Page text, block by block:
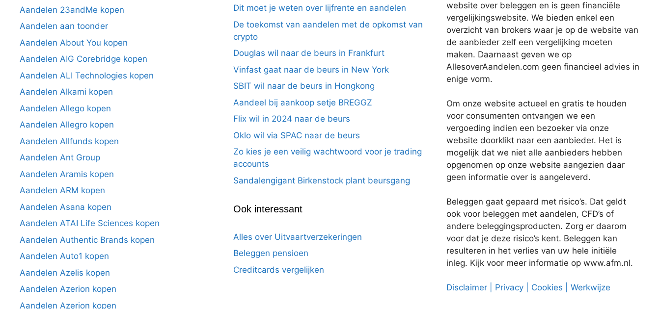
Aandelen 23andMe kopen
Aandelen aan toonder
Aandelen About You kopen
Aandelen AIG Corebridge kopen
Aandelen ALI Technologies kopen
Aandelen Alkami kopen
Aandelen Allego kopen
Aandelen Allegro kopen
Aandelen Allfunds kopen
Aandelen Ant Group
Aandelen Aramis kopen
Aandelen ARM kopen
Aandelen Asana kopen
Aandelen ATAI Life Sciences kopen
Aandelen Authentic Brands kopen
Aandelen Auto1 kopen
Aandelen Azelis kopen
Aandelen Azerion kopen
Aandelen Azerion kopen
Dit moet je weten over lijfrente en aandelen
De toekomst van aandelen met de opkomst van
crypto
Douglas wil naar de beurs in Frankfurt
Vinfast gaat naar de beurs in New York
SBIT wil naar de beurs in Hongkong
Aandeel bij aankoop setje BREGGZ
Flix wil in 2024 naar de beurs
Oklo wil via SPAC naar de beurs
Zo kies je een veilig wachtwoord voor je trading
accounts
Sandalengigant Birkenstock plant beursgang
Ook interessant
Alles over Uitvaartverzekeringen
Beleggen pensioen
Creditcards vergelijken
website over beleggen en is geen financiële
vergelijkingswebsite. We bieden enkel een
overzicht van brokers waar je op de website van
de aanbieder zelf een vergelijking moeten
maken. Daarnaast geven we op
AllesoverAandelen.com geen financieel advies in
enige vorm.
Om onze website actueel en gratis te houden
voor consumenten ontvangen we een
vergoeding indien een bezoeker via onze
website doorklikt naar een aanbieder. Het is
mogelijk dat we niet alle aanbieders hebben
opgenomen op onze website aangezien daar
geen informatie over is aangeleverd.
Beleggen gaat gepaard met risico’s. Dat geldt
ook voor beleggen met aandelen, CFD’s of
andere beleggingsproducten. Zorg er daarom
voor dat je deze risico’s kent. Beleggen kan
resulteren in het verlies van uw hele initiële
inleg. Kijk voor meer informatie op www.afm.nl.
Disclaimer | Privacy | Cookies | Werkwijze